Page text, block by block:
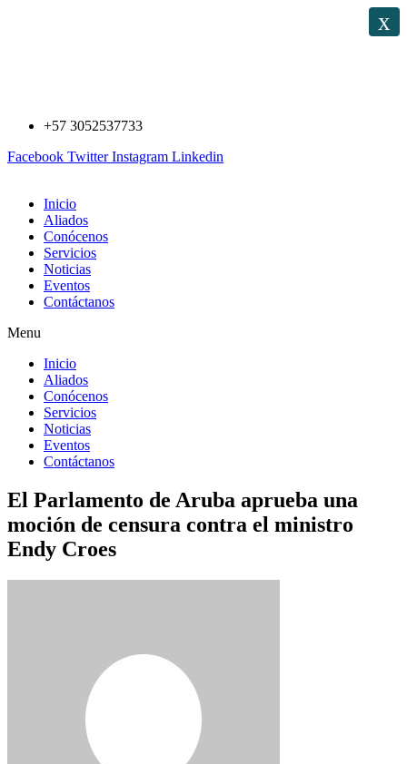
+57 3052537733
Facebook Twitter Instagram Linkedin
Inicio
Aliados
Conócenos
Servicios
Noticias
Eventos
Contáctanos
Menu
Inicio
Aliados
Conócenos
Servicios
Noticias
Eventos
Contáctanos
El Parlamento de Aruba aprueba una
moción de censura contra el ministro
Endy Croes
x